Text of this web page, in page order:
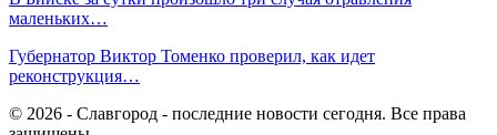
маленьких…
Губернатор Виктор Томенко проверил, как идет
реконструкция…
© 2026 - Славгород - последние новости сегодня. Все права